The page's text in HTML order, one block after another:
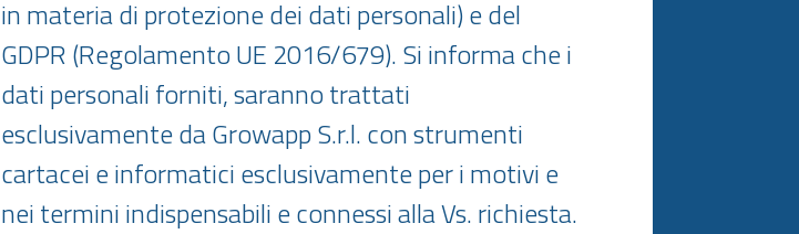
in materia di protezione dei dati personali) e del
GDPR (Regolamento UE 2016/679). Si informa che i
dati personali forniti, saranno trattati
esclusivamente da Growapp S.r.l. con strumenti
cartacei e informatici esclusivamente per i motivi e
nei termini indispensabili e connessi alla Vs. richiesta.